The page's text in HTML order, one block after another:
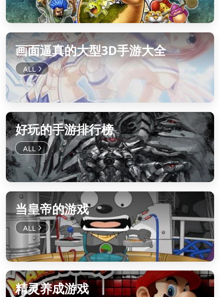
画面逼真的大型3D手游大全
好玩的手游排行榜
当皇帝的游戏
精灵养成游戏